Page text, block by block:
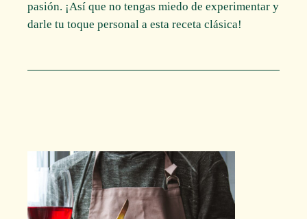
pasión. ¡Así que no tengas miedo de experimentar y
darle tu toque personal a esta receta clásica!